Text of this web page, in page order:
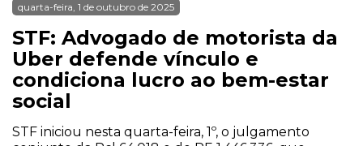
quarta-feira, 1 de outubro de 2025
STF: Advogado de motorista da
Uber defende vínculo e
condiciona lucro ao bem-estar
social
STF iniciou nesta quarta-feira, 1º, o julgamento